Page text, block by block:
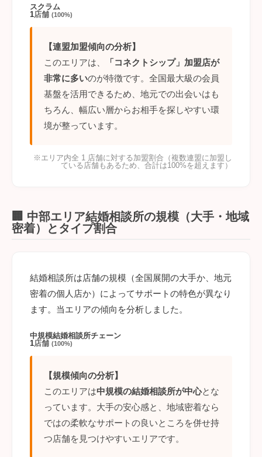
スクラム
1店舗 (100%)
【連盟加盟傾向の分析】
このエリアは、
「コネクトシップ」加盟店が
非常に多いのが特徴です。全国最大級の会員
基盤を活用できるため、地元での出会いはも
ちろん、幅広い層からお相手を探しやすい環
境が整っています。
※エリア内全 1 店舗に対する加盟割合（複数連盟に加盟し
ている店舗もあるため、合計は100%を超えます）
🏢 中部エリア結婚相談所の規模（大手・地域
密着）とタイプ割合
結婚相談所は店舗の規模（全国展開の大手か、地元
密着の個人店か）によってサポートの特色が異なり
ます。当エリアの傾向を分析しました。
中規模結婚相談所チェーン
1店舗 (100%)
【規模傾向の分析】
このエリアは中規模の結婚相談所が中心とな
っています。大手の安心感と、地域密着なら
ではの柔軟なサポートの良いところを併せ持
つ店舗を見つけやすいエリアです。